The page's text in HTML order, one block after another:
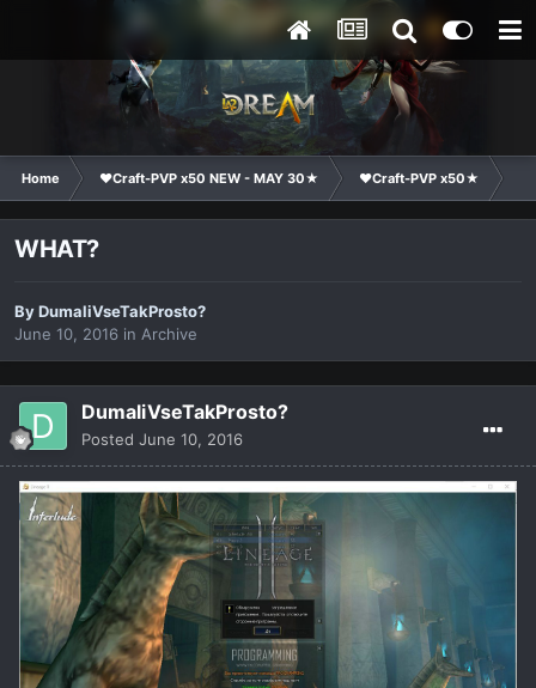
Home ❤Craft-PVP x50 NEW - MAY 30★ ❤Craft-PVP x50★
WHAT?
ByDumaliVseTakProsto?
June 10, 2016 in Archive
DumaliVseTakProsto?
Posted June 10, 2016